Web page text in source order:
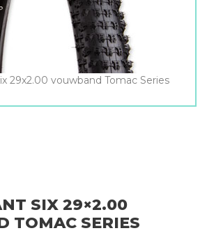
29x2.00 vouwband Tomac Series
SIX 29×2.00
TOMAC SERIES